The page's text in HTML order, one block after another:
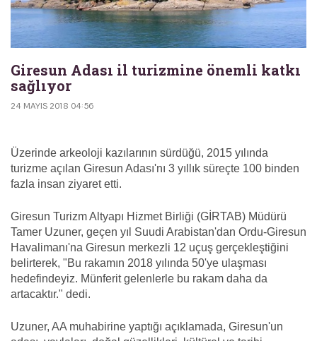
Giresun Adası il turizmine önemli katkı
sağlıyor
24 MAYIS 2018 04:56
Üzerinde arkeoloji kazılarının sürdüğü, 2015 yılında
turizme açılan Giresun Adası'nı 3 yıllık süreçte 100 binden
fazla insan ziyaret etti.
Giresun Turizm Altyapı Hizmet Birliği (GİRTAB) Müdürü
Tamer Uzuner, geçen yıl Suudi Arabistan'dan Ordu-Giresun
Havalimanı'na Giresun merkezli 12 uçuş gerçekleştiğini
belirterek, "Bu rakamın 2018 yılında 50'ye ulaşması
hedefindeyiz. Münferit gelenlerle bu rakam daha da
artacaktır." dedi.
Uzuner, AA muhabirine yaptığı açıklamada, Giresun'un